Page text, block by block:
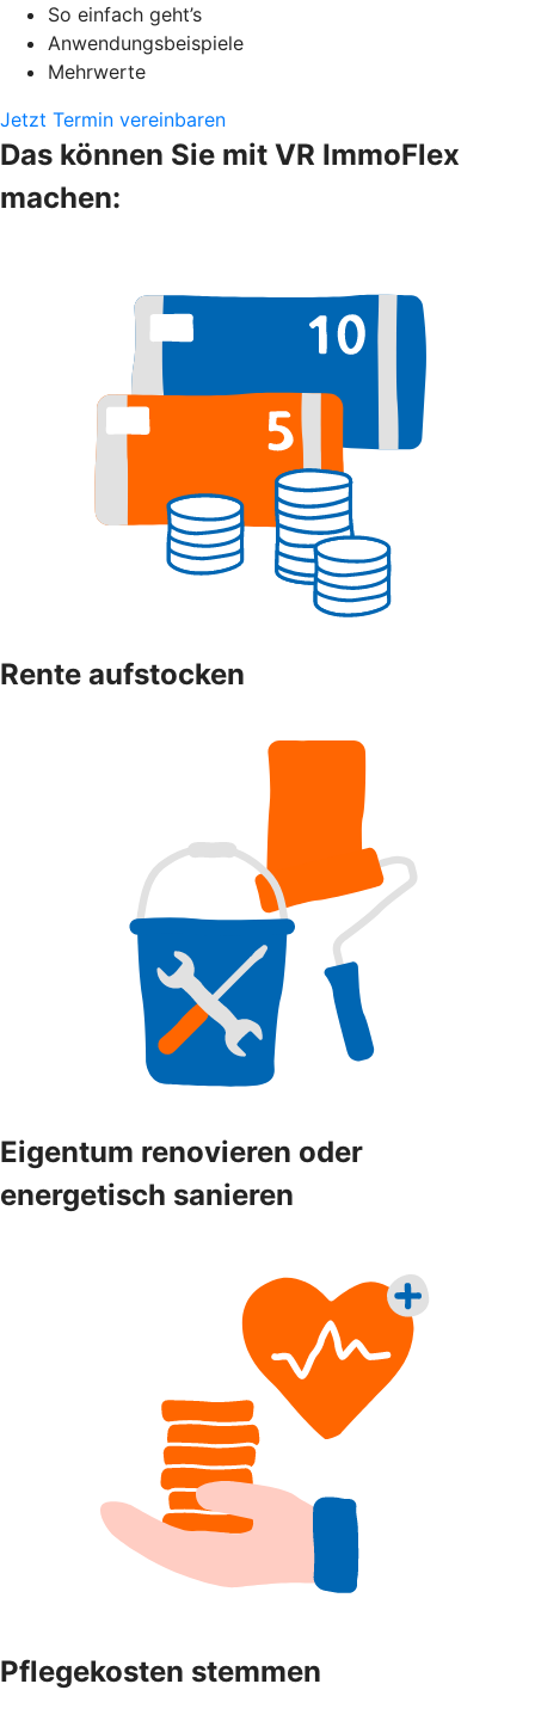
So einfach geht’s
Anwendungsbeispiele
Mehrwerte
Jetzt Termin vereinbaren
Das können Sie mit VR ImmoFlex
machen:
Rente aufstocken
Eigentum renovieren oder
energetisch sanieren
Pflegekosten stemmen